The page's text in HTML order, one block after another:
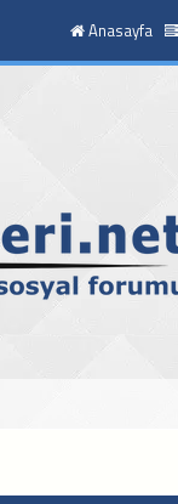
Anasayfa